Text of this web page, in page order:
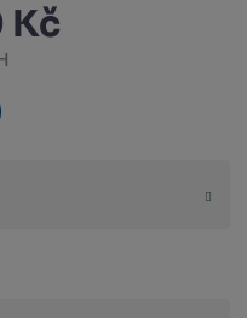
Kč